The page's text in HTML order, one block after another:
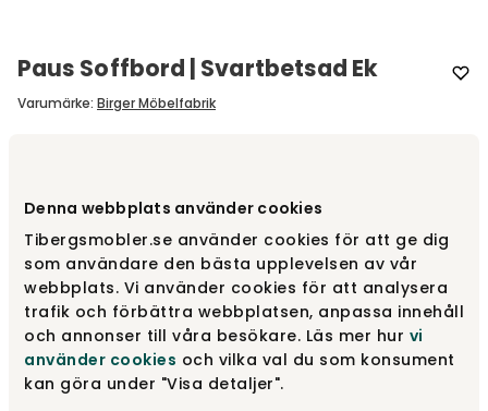
Denna webbplats använder cookies
Tibergsmobler.se använder cookies för att ge dig
som användare den bästa upplevelsen av vår
webbplats. Vi använder cookies för att analysera
trafik och förbättra webbplatsen, anpassa innehåll
och annonser till våra besökare. Läs mer hur vi
använder cookies och vilka val du som konsument
kan göra under "Visa detaljer".
Paus Soffbord | Svartbetsad Ek
Varumärke: Birger Möbelfabrik
Svartbetsad ek 5 450 kr
5 450 kr